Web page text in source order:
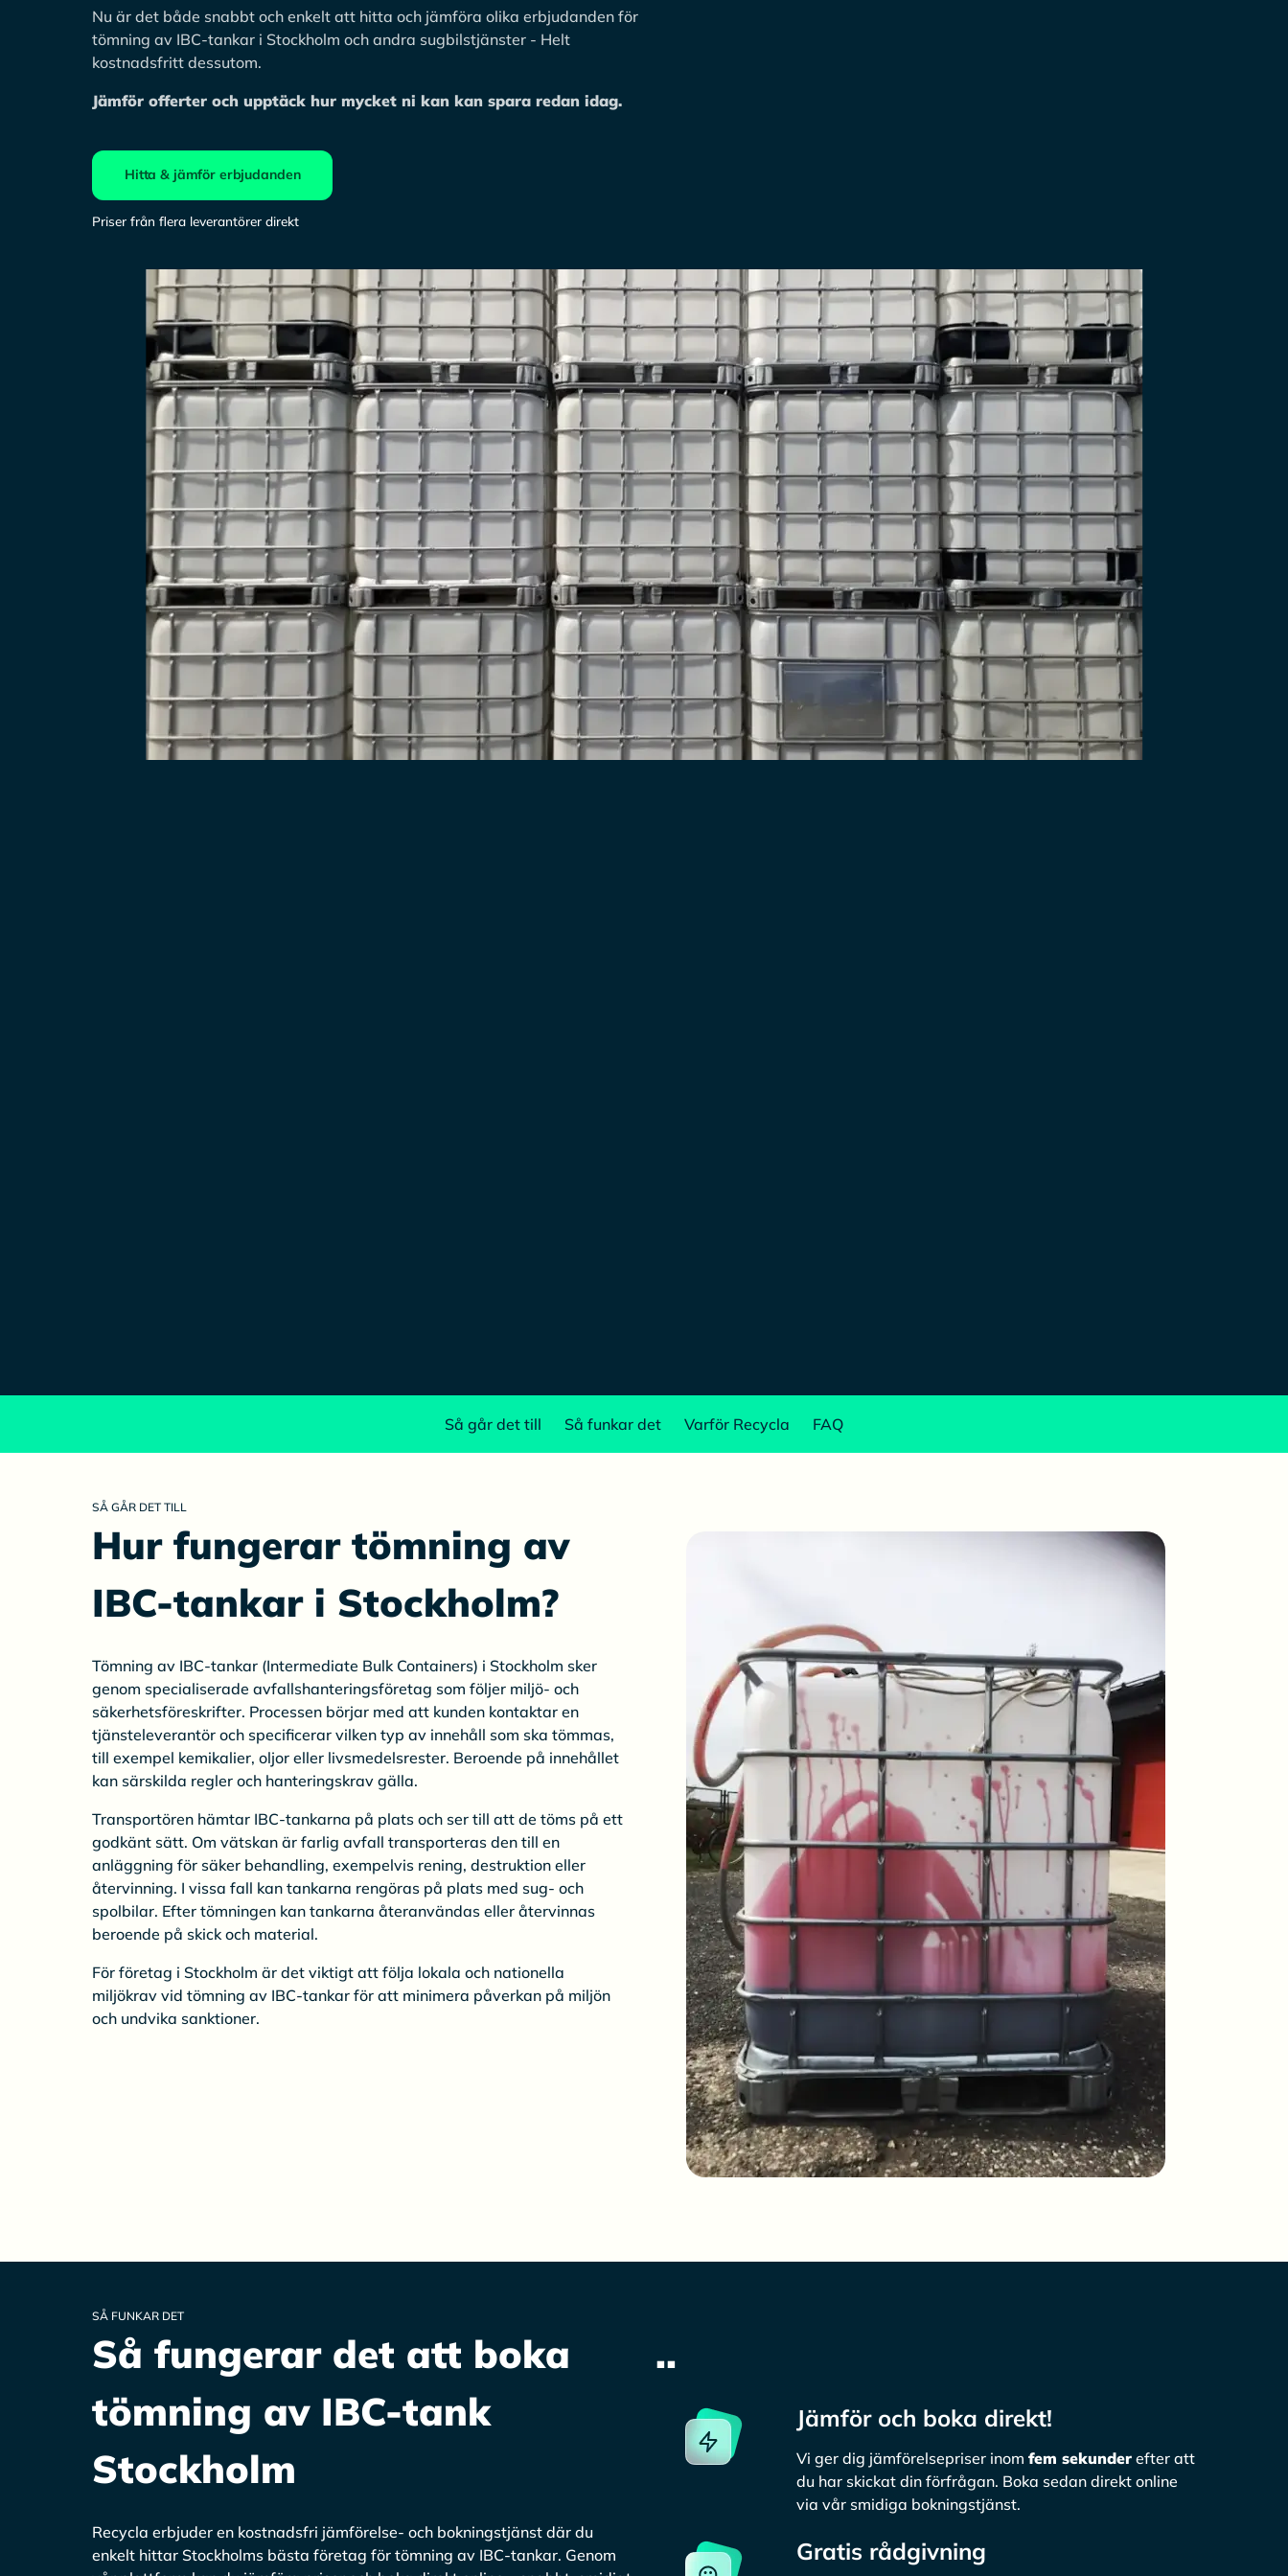
Nu är det både snabbt och enkelt att hitta och jämföra olika erbjudanden för
tömning av IBC-tankar i Stockholm och andra sugbilstjänster - Helt
kostnadsfritt dessutom.
Jämför offerter och upptäck hur mycket ni kan kan spara redan idag.
Hitta & jämför erbjudanden
Priser från flera leverantörer direkt
Så går det till Så funkar det Varför Recycla FAQ
SÅ GÅR DET TILL
Hur fungerar tömning av
IBC-tankar i Stockholm?
Tömning av IBC-tankar (Intermediate Bulk Containers) i Stockholm sker
genom specialiserade avfallshanteringsföretag som följer miljö- och
säkerhetsföreskrifter. Processen börjar med att kunden kontaktar en
tjänsteleverantör och specificerar vilken typ av innehåll som ska tömmas,
till exempel kemikalier, oljor eller livsmedelsrester. Beroende på innehållet
kan särskilda regler och hanteringskrav gälla.
Transportören hämtar IBC-tankarna på plats och ser till att de töms på ett
godkänt sätt. Om vätskan är farlig avfall transporteras den till en
anläggning för säker behandling, exempelvis rening, destruktion eller
återvinning. I vissa fall kan tankarna rengöras på plats med sug- och
spolbilar. Efter tömningen kan tankarna återanvändas eller återvinnas
beroende på skick och material.
För företag i Stockholm är det viktigt att följa lokala och nationella
miljökrav vid tömning av IBC-tankar för att minimera påverkan på miljön
och undvika sanktioner.
SÅ FUNKAR DET
Så fungerar det att boka
tömning av IBC-tank
Stockholm
Recycla erbjuder en kostnadsfri jämförelse- och bokningstjänst där du
enkelt hittar Stockholms bästa företag för tömning av IBC-tankar. Genom
..
Jämför och boka direkt!
Vi ger dig jämförelsepriser inom fem sekunder efter att
du har skickat din förfrågan. Boka sedan direkt online
via vår smidiga bokningstjänst.
Gratis rådgivning